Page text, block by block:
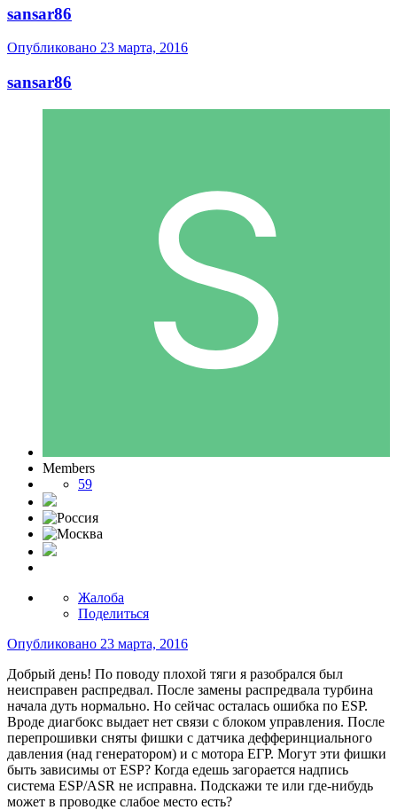
sansar86
Опубликовано 23 марта, 2016
sansar86
Members
59
Жалоба
Поделиться
Опубликовано 23 марта, 2016
Добрый день! По поводу плохой тяги я разобрался был
неисправен распредвал. После замены распредвала турбина
начала дуть нормально. Но сейчас осталась ошибка по ESP.
Вроде диагбокс выдает нет связи с блоком управления. После
перепрошивки сняты фишки с датчика дефферинциального
давления (над генератором) и с мотора ЕГР. Могут эти фишки
быть зависимы от ESP? Когда едешь загорается надпись
система ESP/ASR не исправна. Подскажи те или где-нибудь
может в проводке слабое место есть?